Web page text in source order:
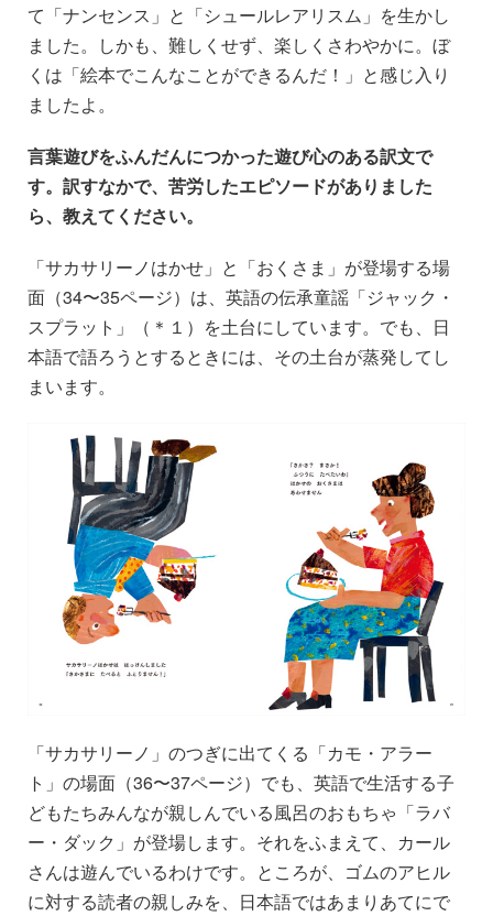
て「ナンセンス」と「シュールレアリスム」を生かし
ました。しかも、難しくせず、楽しくさわやかに。ぼ
くは「絵本でこんなことができるんだ！」と感じ入り
ましたよ。
言葉遊びをふんだんにつかった遊び心のある訳文で
す。訳すなかで、苦労したエピソードがありました
ら、教えてください。
「サカサリーノはかせ」と「おくさま」が登場する場
面（34〜35ページ）は、英語の伝承童謡「ジャック・
スプラット」（＊１）を土台にしています。でも、日
本語で語ろうとするときには、その土台が蒸発してし
まいます。
「サカサリーノ」のつぎに出てくる「カモ・アラー
ト」の場面（36〜37ページ）でも、英語で生活する子
どもたちみんなが親しんでいる風呂のおもちゃ「ラバ
ー・ダック」が登場します。それをふまえて、カール
さんは遊んでいるわけです。ところが、ゴムのアヒル
に対する読者の親しみを、日本語ではあまりあてにで